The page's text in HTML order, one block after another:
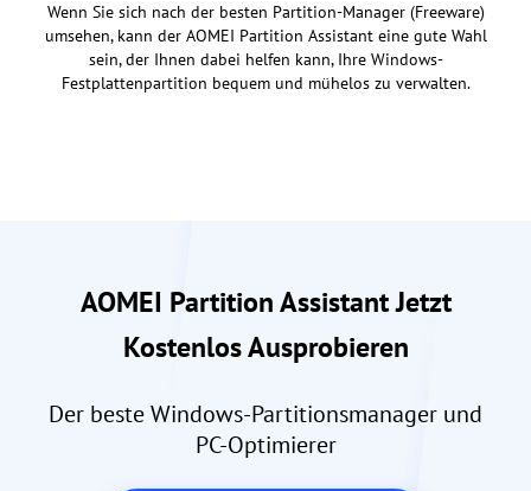
Wenn Sie sich nach der besten Partition-Manager (Freeware)
umsehen, kann der AOMEI Partition Assistant eine gute Wahl
sein, der Ihnen dabei helfen kann, Ihre Windows-
Festplattenpartition bequem und mühelos zu verwalten.
AOMEI Partition Assistant Jetzt
Kostenlos Ausprobieren
Der beste Windows-Partitionsmanager und
PC-Optimierer